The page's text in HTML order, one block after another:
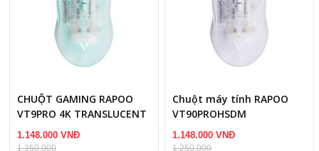
CHUỘT GAMING RAPOO
VT9PRO 4K TRANSLUCENT
BLUE (WIRELESS
2.4GHZ/USB/PAW3398)
1.148.000 VNĐ
1,350,000
Chuột máy tính RAPOO
VT90PROHSDM
Translucent Purple
1.148.000 VNĐ
1,250,000